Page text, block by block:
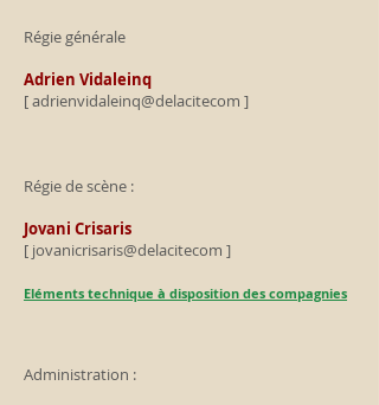
​Régie générale
Adrien Vidaleinq
[ adrienvidaleinq@delacitecom ]
Régie de scène :
Jovani Crisaris
[ jovanicrisaris@delacitecom ]
Eléments technique à disposition des compagnies
Administration :